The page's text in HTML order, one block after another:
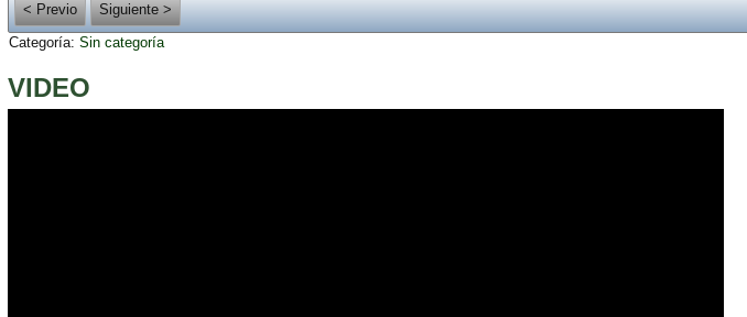
< Previo
Siguiente >
Categoría: Sin categoría
VIDEO